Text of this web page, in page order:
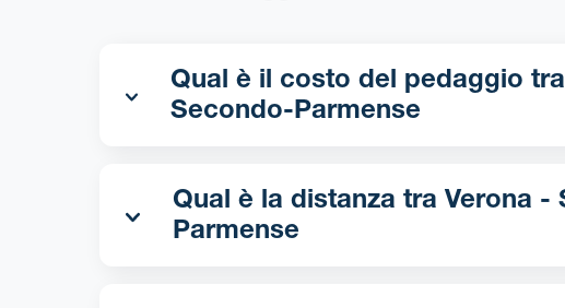
Qual è il costo del pedaggio tra Verona - San-
Secondo-Parmense
Qual è la distanza tra Verona - San-Secondo-
Parmense